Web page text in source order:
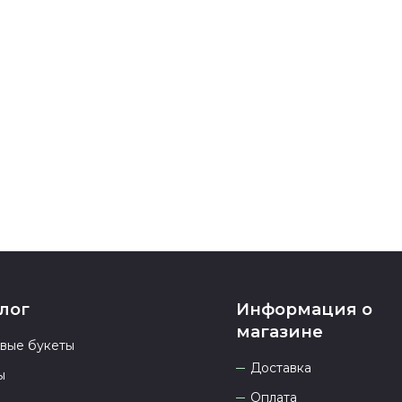
букеты
Информация о
магазине
Доставка
Оплата